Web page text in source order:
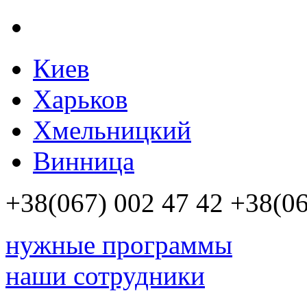
Киев
Харьков
Хмельницкий
Винница
+38(067) 002 47 42
нужные программы
наши сотрудники